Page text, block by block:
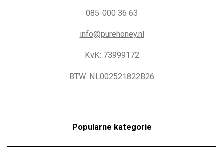
085-000 36 63
info@purehoney.nl
KvK: 73999172
BTW: NL002521822B26
Popularne kategorie